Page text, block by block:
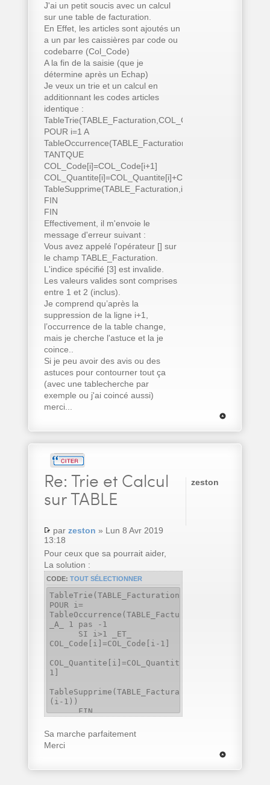
J'ai un petit soucis avec un calcul
sur une table de facturation.
En Effet, les articles sont ajoutés un
a un par les caissières par code ou
codebarre (Col_Code)
A la fin de la saisie (que je
détermine après un Echap)
Je veux un trie et un calcul en
additionnant les codes articles
identique :
TableTrie(TABLE_Facturation,COL_Code..Nom)
POUR i=1 A
TableOccurrence(TABLE_Facturation)
TANTQUE
COL_Code[i]=COL_Code[i+1]
COL_Quantite[i]=COL_Quantite[i]+COL_Quantite[i+1]
TableSupprime(TABLE_Facturation,i+1)
FIN
FIN
Effectivement, il m'envoie le
message d'erreur suivant :
Vous avez appelé l'opérateur [] sur
le champ TABLE_Facturation.
L'indice spécifié [3] est invalide.
Les valeurs valides sont comprises
entre 1 et 2 (inclus).
Je comprend qu’après la
suppression de la ligne i+1,
l’occurrence de la table change,
mais je cherche l'astuce et la je
coince..
Si je peu avoir des avis ou des
astuces pour contourner tout ça
(avec une tablecherche par
exemple ou j'ai coincé aussi)
merci...
Re: Trie et Calcul
sur TABLE
par zeston » Lun 8 Avr 2019
13:18
Pour ceux que sa pourrait aider,
La solution :
CODE: TOUT SÉLECTIONNER
TableTrie(TABLE_Facturation,COL_Code..Nom)
POUR i=
TableOccurrence(TABLE_Facturation)
_A_ 1 pas -1
SI i>1 _ET_
COL_Code[i]=COL_Code[i-1]
1]
TableSupprime(TABLE_Facturation,
(i-1))
FIN
Sa marche parfaitement
Merci
zeston